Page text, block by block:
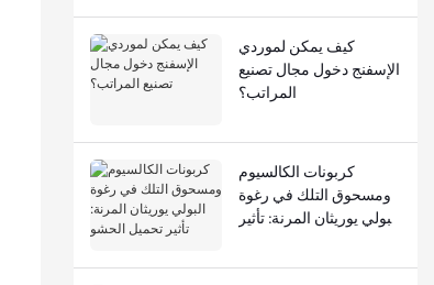
كيف يمكن لموردي
الإسفنج دخول مجال تصنيع
المراتب؟
كربونات الكالسيوم
ومسحوق التلك في رغوة
البولي يوريثان المرنة: تأثير